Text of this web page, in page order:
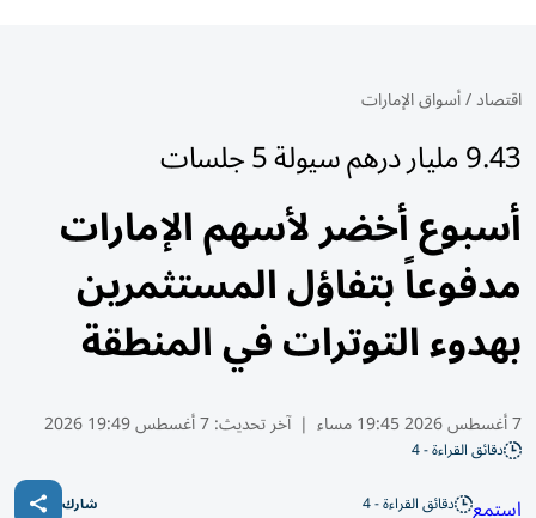
اقتصاد/أسواق الإمارات
9.43 مليار درهم سيولة 5 جلسات
أسبوع أخضر لأسهم الإمارات
مدفوعاً بتفاؤل المستثمرين
بهدوء التوترات في المنطقة
7 أغسطس 2026 19:45 مساء | آخر تحديث:7 أغسطس 19:49 2026
دقائق القراءة - 4
استمع دقائق القراءة - 4 شارك